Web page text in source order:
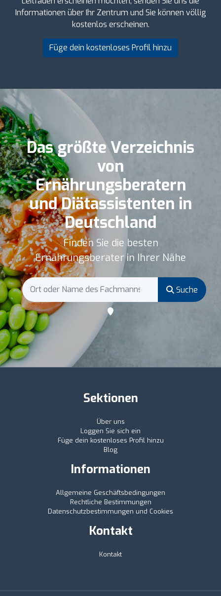
Informationen über Ihr Zentrum und Sie können völlig
kostenlos erscheinen.
Füge dein kostenloses Profil hinzu
Das größte Verzeichnis
von
Ernährungsberatern
und Diätassistenten in
Deutschland
Finden Sie die besten
Ernährungsberater in Ihrer Nähe
Suche
Sektionen
Über uns
Loggen Sie sich ein
Füge dein kostenloses Profil hinzu
Blog
Informationen
Allgemeine Geschäftsbedingungen
Rechtliche Bestimmungen
Datenschutzbestimmungen und Cookies
Kontakt
Kontakt